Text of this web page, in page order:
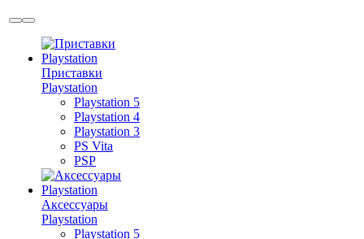
Приставки
Playstation
Playstation 5
Playstation 4
Playstation 3
PS Vita
PSP
Аксессуары
Playstation
Playstation 5